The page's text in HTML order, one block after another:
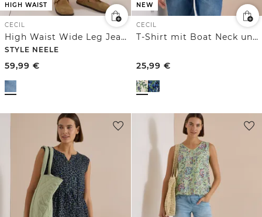
HIGH WAIST
CECIL
High Waist Wide Leg Jeans im Loose Fit
STYLE NEELE
59,99 €
NEW
CECIL
T-Shirt mit Boat Neck und Print
25,99 €